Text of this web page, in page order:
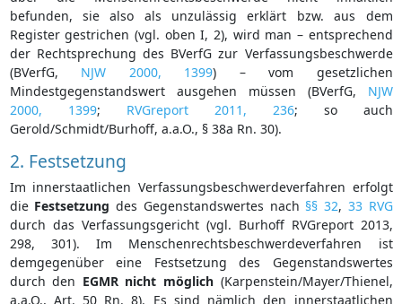
befunden, sie also als unzulässig erklärt bzw. aus dem
Register gestrichen (vgl. oben I, 2), wird man – entsprechend
der Rechtsprechung des BVerfG zur Verfassungsbeschwerde
(BVerfG, NJW 2000, 1399) – vom gesetzlichen
Mindestgegenstandswert ausgehen müssen (BVerfG, NJW
2000, 1399; RVGreport 2011, 236; so auch
Gerold/Schmidt/Burhoff, a.a.O., § 38a Rn. 30).
2. Festsetzung
Im innerstaatlichen Verfassungsbeschwerdeverfahren erfolgt
die Festsetzung des Gegenstandswertes nach §§ 32, 33 RVG
durch das Verfassungsgericht (vgl. Burhoff RVGreport 2013,
298, 301). Im Menschenrechtsbeschwerdeverfahren ist
demgegenüber eine Festsetzung des Gegenstandswertes
durch den EGMR nicht möglich(Karpenstein/Mayer/Thienel,
a.a.O., Art. 50 Rn. 8). Es sind nämlich den innerstaatlichen